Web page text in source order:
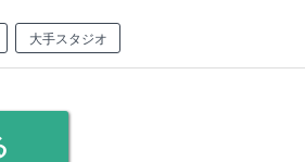
大手スタジオ